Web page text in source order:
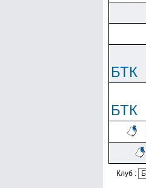
БТК
БТК
Клуб :